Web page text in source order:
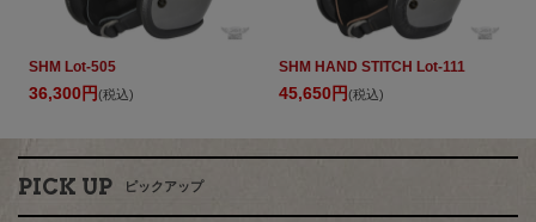
PICK UP ピックアップ
SHM Lot-505
36,300円(税込)
SHM HAND STITCH Lot-111
45,650円(税込)